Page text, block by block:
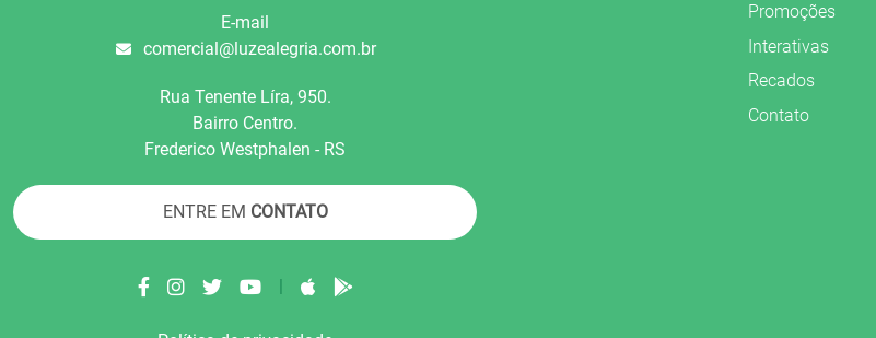
E-mail
comercial@luzealegria.com.br
Rua Tenente Líra, 950.
Bairro Centro.
Frederico Westphalen - RS
ENTRE EM CONTATO
|
Promoções
Interativas
Recados
Contato